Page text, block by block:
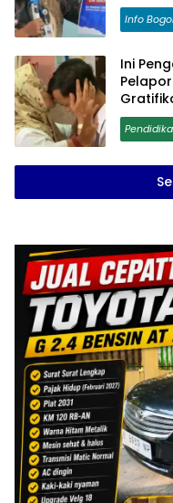
Info
Ini